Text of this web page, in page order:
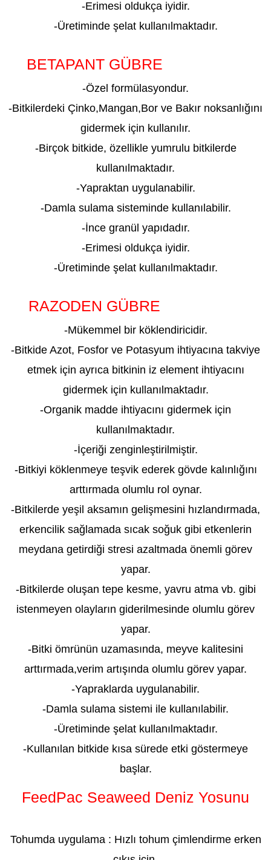
-Erimesi oldukça iyidir.
-Üretiminde şelat kullanılmaktadır.
BETAPANT GÜBRE
-Özel formülasyondur.
-Bitkilerdeki Çinko,Mangan,Bor ve Bakır noksanlığını
gidermek için kullanılır.
-Birçok bitkide, özellikle yumrulu bitkilerde
kullanılmaktadır.
-Yapraktan uygulanabilir.
-Damla sulama sisteminde kullanılabilir.
-İnce granül yapıdadır.
-Erimesi oldukça iyidir.
-Üretiminde şelat kullanılmaktadır.
RAZODEN GÜBRE
-Mükemmel bir köklendiricidir.
-Bitkide Azot, Fosfor ve Potasyum ihtiyacına takviye
etmek için ayrıca bitkinin iz element ihtiyacını
gidermek için kullanılmaktadır.
-Organik madde ihtiyacını gidermek için
kullanılmaktadır.
-İçeriği zenginleştirilmiştir.
-Bitkiyi köklenmeye teşvik ederek gövde kalınlığını
arttırmada olumlu rol oynar.
-Bitkilerde yeşil aksamın gelişmesini hızlandırmada,
erkencilik sağlamada sıcak soğuk gibi etkenlerin
meydana getirdiği stresi azaltmada önemli görev
yapar.
-Bitkilerde oluşan tepe kesme, yavru atma vb. gibi
istenmeyen olayların giderilmesinde olumlu görev
yapar.
-Bitki ömrünün uzamasında, meyve kalitesini
arttırmada,verim artışında olumlu görev yapar.
-Yapraklarda uygulanabilir.
-Damla sulama sistemi ile kullanılabilir.
-Üretiminde şelat kullanılmaktadır.
-Kullanılan bitkide kısa sürede etki göstermeye
başlar.
FeedPac Seaweed Deniz Yosunu
Tohumda uygulama : Hızlı tohum çimlendirme erken